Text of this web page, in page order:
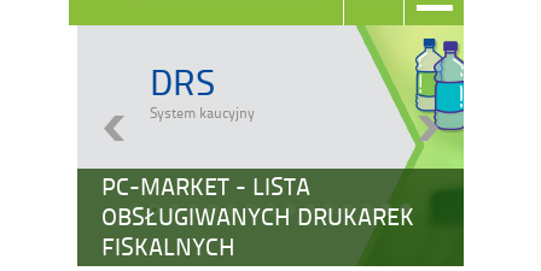
PC-MARKET - LISTA
OBSŁUGIWANYCH DRUKAREK
FISKALNYCH
DRS
System kaucyjny